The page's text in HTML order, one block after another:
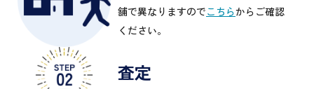
舗で異なりますのでこちらからご確認
ください。
査定